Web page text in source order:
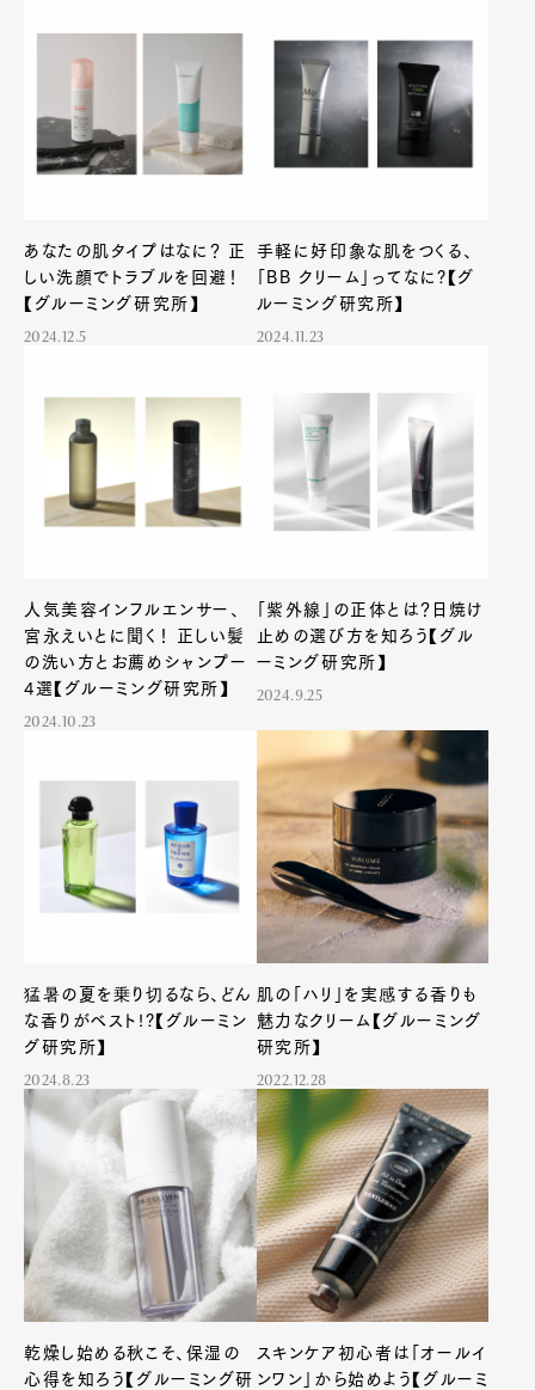
Pen Membership
Magazine
Official Columnist
About
Contact
Pen Meet
Pen international Pen tw
あなたの肌タイプはなに？ 正
しい洗顔でトラブルを回避！
【グルーミング研究所】
2024.12.5
手軽に好印象な肌をつくる、
「BB クリーム」ってなに?【グ
ルーミング研究所】
2024.11.23
人気美容インフルエンサー、
宮永えいとに聞く！ 正しい髪
の洗い方とお薦めシャンプー
4選【グルーミング研究所】
2024.10.23
「紫外線」の正体とは？日焼け
止めの選び方を知ろう【グル
ーミング研究所】
2024.9.25
猛暑の夏を乗り切るなら、どん
な香りがベスト!?【グルーミン
グ研究所】
2024.8.23
肌の「ハリ」を実感する香りも
魅力なクリーム【グルーミング
研究所】
2022.12.28
乾燥し始める秋こそ、保湿の
心得を知ろう【グルーミング研
スキンケア初心者は「オールイ
ンワン」から始めよう【グルーミ